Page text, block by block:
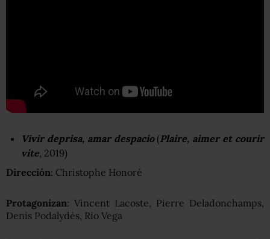
Vivir deprisa, amar despacio(Plaire, aimer et courir
vite , 2019)
Dirección: Christophe Honoré
Protagonizan: Vincent Lacoste, Pierre Deladonchamps,
Denis Podalydès, Rio Vega